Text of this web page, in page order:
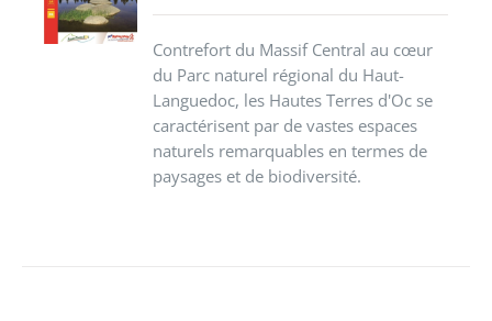
DÉTAILS
Contrefort du Massif Central au cœur
du Parc naturel régional du Haut-
Languedoc, les Hautes Terres d'Oc se
caractérisent par de vastes espaces
naturels remarquables en termes de
paysages et de biodiversité.